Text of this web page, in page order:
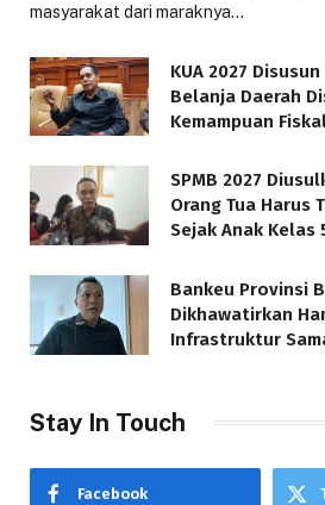
masyarakat dari maraknya…
KUA 2027
Belanja Daerah
Kemampuan
SPMB 2027
Orang Tua Harus
Sejak Anak Kelas
Bankeu Provinsi
Dikhawatirkan
Infrastruktur
Stay In Touch
Facebook